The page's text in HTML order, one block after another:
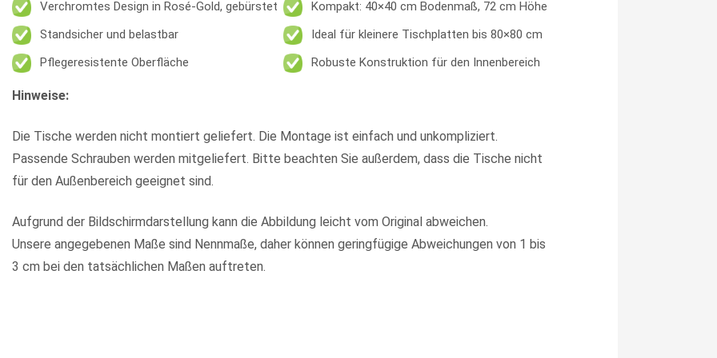
Verchromtes Design in Rosé-Gold, gebürstet
Kompakt: 40×40 cm Bodenmaß, 72 cm Höhe
Standsicher und belastbar
Ideal für kleinere Tischplatten bis 80×80 cm
Pflegeresistente Oberfläche
Robuste Konstruktion für den Innenbereich
Hinweise:
Die Tische werden nicht montiert geliefert. Die Montage ist einfach und unkompliziert.
Passende Schrauben werden mitgeliefert. Bitte beachten Sie außerdem, dass die Tische nicht
für den Außenbereich geeignet sind.
Aufgrund der Bildschirmdarstellung kann die Abbildung leicht vom Original abweichen.
Unsere angegebenen Maße sind Nennmaße, daher können geringfügige Abweichungen von 1 bis
3 cm bei den tatsächlichen Maßen auftreten.